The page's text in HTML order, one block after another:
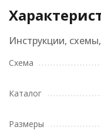
Инструкции,
Схема
Каталог
Размеры